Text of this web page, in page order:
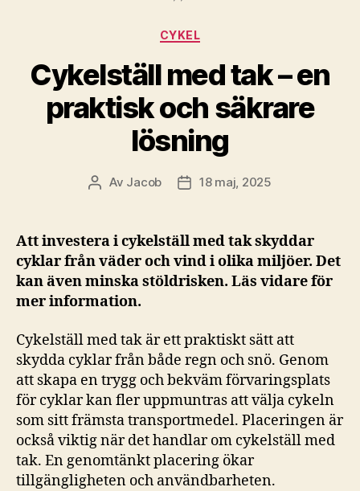
Kategorier
CYKEL
Cykelställ med tak – en
praktisk och säkrare
lösning
Inläggsförfattare
Av Jacob Inläggsdatum
18 maj, 2025
Att investera i cykelställ med tak skyddar
cyklar från väder och vind i olika miljöer. Det
kan även minska stöldrisken. Läs vidare för
mer information.
Cykelställ med tak är ett praktiskt sätt att
skydda cyklar från både regn och snö. Genom
att skapa en trygg och bekväm förvaringsplats
för cyklar kan fler uppmuntras att välja cykeln
som sitt främsta transportmedel. Placeringen är
också viktig när det handlar om cykelställ med
tak. En genomtänkt placering ökar
tillgängligheten och användbarheten.